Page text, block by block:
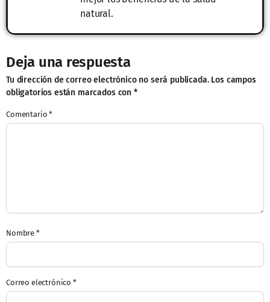
natural.
Deja una respuesta
Tu dirección de correo electrónico no será publicada. Los campos
obligatorios están marcados con *
Comentario*
Nombre *
Correo electrónico *